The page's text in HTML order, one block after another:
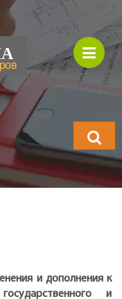
будете
искать?
и дополнения к
и